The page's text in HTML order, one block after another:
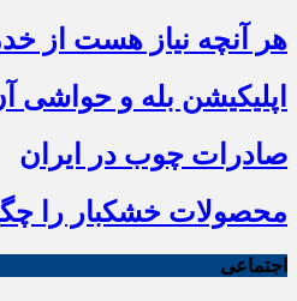
هر آنچه نیاز هست از
اپلیکیشن بله و حواشی
صادرات چوب در ایران
محصولات خشکبار را
اجتماعی